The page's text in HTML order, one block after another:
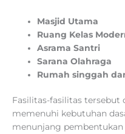
Masjid Utama
Ruang Kelas
Asrama Santri
Sarana Olahraga
Rumah singgah
Fasilitas-fasilitas tersebut
memenuhi kebutuhan
menunjang pembentukan